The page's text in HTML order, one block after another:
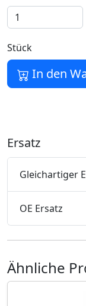
Stück
In den
Ersatz
Gleichartiger
OE Ersatz
Ähnliche